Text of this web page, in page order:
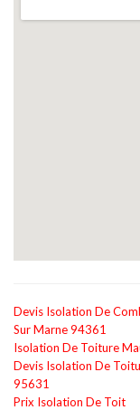
Devis Isolation De
Sur Marne 94361
Isolation De Toiture
Devis Isolation De
95631
Prix Isolation De Toit